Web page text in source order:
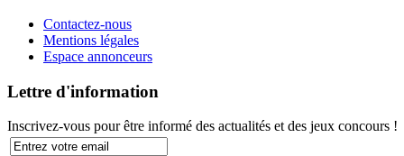
Contactez-nous
Mentions légales
Espace annonceurs
Lettre d'information
Inscrivez-vous pour être informé des actualités et des jeux concours !